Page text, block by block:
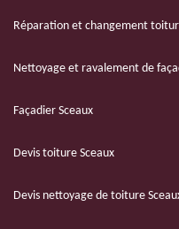
Réparation et changement
Nettoyage et ravalement de
Façadier Sceaux
Devis toiture Sceaux
Devis nettoyage de toiture